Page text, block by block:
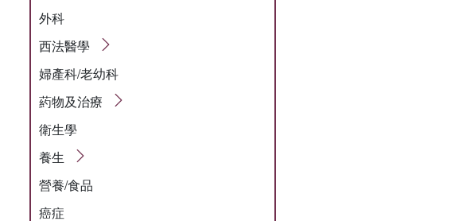
外科
西法醫學
婦產科/老幼科
葯物及治療
衛生學
養生
營養/食品
癌症